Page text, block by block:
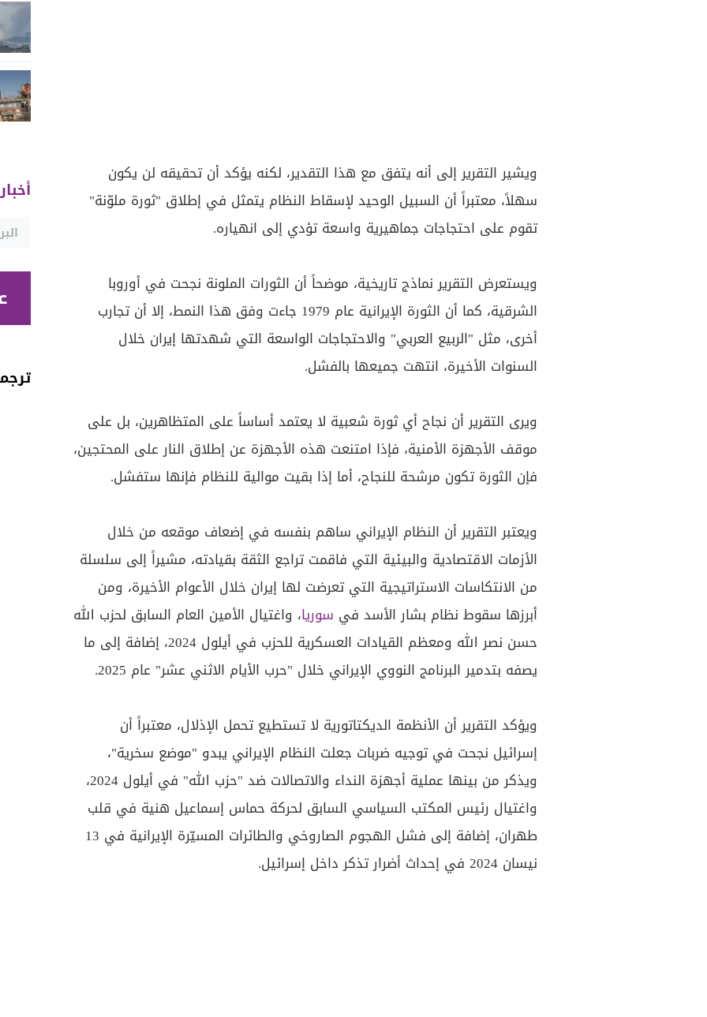
ويشير التقرير إلى أنه يتفق مع هذا التقدير، لكنه يؤكد أن تحقيقه لن يكون
سهلاً، معتبراً أن السبيل الوحيد لإسقاط النظام يتمثل في إطلاق "ثورة ملوّنة"
تقوم على احتجاجات جماهيرية واسعة تؤدي إلى انهياره.
ويستعرض التقرير نماذج تاريخية، موضحاً أن الثورات الملونة نجحت في أوروبا
الشرقية، كما أن الثورة الإيرانية عام 1979 جاءت وفق هذا النمط، إلا أن تجارب
أخرى، مثل "الربيع العربي" والاحتجاجات الواسعة التي شهدتها إيران خلال
السنوات الأخيرة، انتهت جميعها بالفشل.
ويرى التقرير أن نجاح أي ثورة شعبية لا يعتمد أساساً على المتظاهرين، بل على
موقف الأجهزة الأمنية، فإذا امتنعت هذه الأجهزة عن إطلاق النار على المحتجين،
فإن الثورة تكون مرشحة للنجاح، أما إذا بقيت موالية للنظام فإنها ستفشل.
ويعتبر التقرير أن النظام الإيراني ساهم بنفسه في إضعاف موقعه من خلال
الأزمات الاقتصادية والبيئية التي فاقمت تراجع الثقة بقيادته، مشيراً إلى سلسلة
من الانتكاسات الاستراتيجية التي تعرضت لها إيران خلال الأعوام الأخيرة، ومن
أبرزها سقوط نظام بشار الأسد في سوريا، واغتيال الأمين العام السابق لحزب الله
حسن نصر الله ومعظم القيادات العسكرية للحزب في أيلول 2024، إضافة إلى ما
يصفه بتدمير البرنامج النووي الإيراني خلال "حرب الأيام الاثني عشر" عام 2025.
ويؤكد التقرير أن الأنظمة الديكتاتورية لا تستطيع تحمل الإذلال، معتبراً أن
إسرائيل نجحت في توجيه ضربات جعلت النظام الإيراني يبدو "موضع سخرية"،
ويذكر من بينها عملية أجهزة النداء والاتصالات ضد "حزب الله" في أيلول 2024،
واغتيال رئيس المكتب السياسي السابق لحركة حماس إسماعيل هنية في قلب
طهران، إضافة إلى فشل الهجوم الصاروخي والطائرات المسيّرة الإيرانية في 13
نيسان 2024 في إحداث أضرار تذكر داخل إسرائيل.